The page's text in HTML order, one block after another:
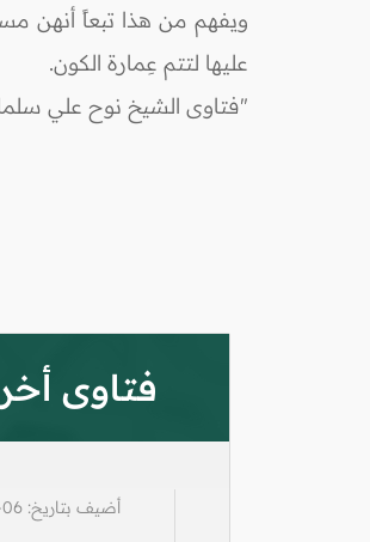
ويفهم من هذا تبعاً أنهن
عليها لتتم عِمارة الكون.
"فتاوى الشيخ نوح علي
فتاوى
أضيف بتاريخ: 06-06-2011